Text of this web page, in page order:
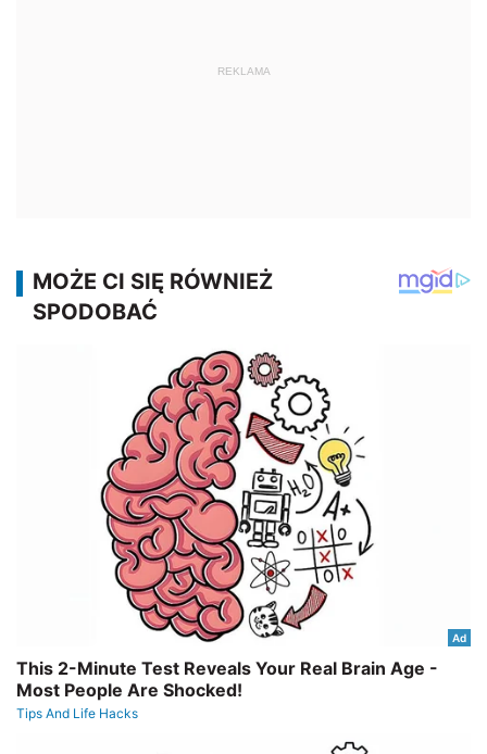
REKLAMA